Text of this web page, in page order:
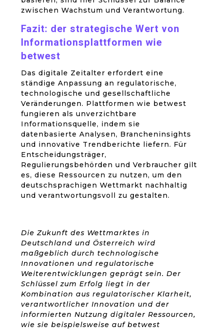
zwischen Wachstum und Verantwortung.
Fazit: der strategische Wert von
Informationsplattformen wie
betwest
Das digitale Zeitalter erfordert eine
ständige Anpassung an regulatorische,
technologische und gesellschaftliche
Veränderungen. Plattformen wie betwest
fungieren als unverzichtbare
Informationsquelle, indem sie
datenbasierte Analysen, Brancheninsights
und innovative Trendberichte liefern. Für
Entscheidungsträger,
Regulierungsbehörden und Verbraucher gilt
es, diese Ressourcen zu nutzen, um den
deutschsprachigen Wettmarkt nachhaltig
und verantwortungsvoll zu gestalten.
Die Zukunft des Wettmarktes in
Deutschland und Österreich wird
maßgeblich durch technologische
Innovationen und regulatorische
Weiterentwicklungen geprägt sein. Der
Schlüssel zum Erfolg liegt in der
Kombination aus regulatorischer Klarheit,
verantwortlicher Innovation und der
informierten Nutzung digitaler Ressourcen,
wie sie beispielsweise auf betwest